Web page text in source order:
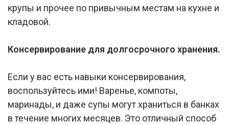
крупы и прочее по привычным местам на кухне и
кладовой.
Консервирование для долгосрочного хранения.
Если у вас есть навыки консервирования,
воспользуйтесь ими! Варенье, компоты,
маринады, и даже супы могут храниться в банках
в течение многих месяцев. Это отличный способ